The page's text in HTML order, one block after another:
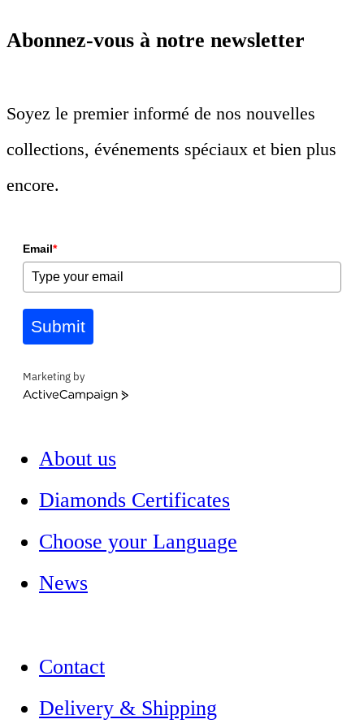
Abonnez-vous à notre newsletter
Soyez le premier informé de nos nouvelles
collections, événements spéciaux et bien plus
encore.
Email*
Submit
Marketing by
ActiveCampaign
About us
Diamonds Certificates
Choose your Language
News
Contact
Delivery & Shipping